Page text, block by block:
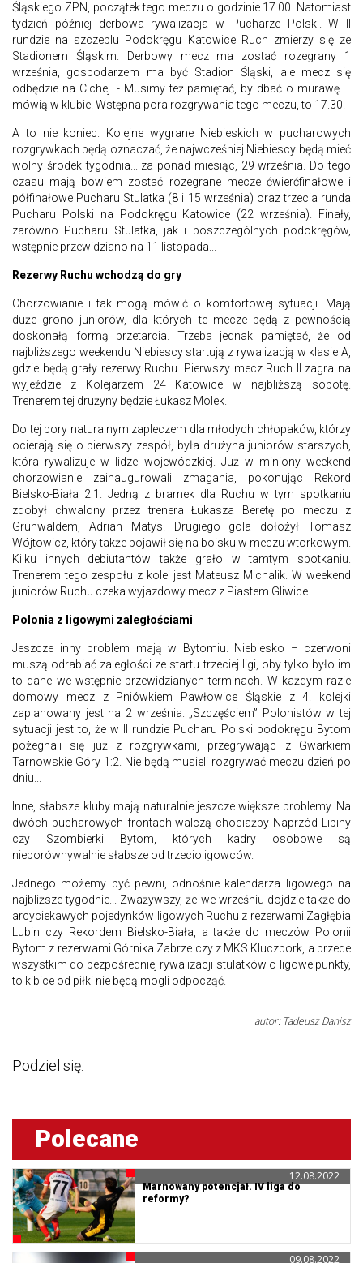
Śląskiego ZPN, początek tego meczu o godzinie 17.00. Natomiast
tydzień później derbowa rywalizacja w Pucharze Polski. W II
rundzie na szczeblu Podokręgu Katowice Ruch zmierzy się ze
Stadionem Śląskim. Derbowy mecz ma zostać rozegrany 1
września, gospodarzem ma być Stadion Śląski, ale mecz się
odbędzie na Cichej. - Musimy też pamiętać, by dbać o murawę –
mówią w klubie. Wstępna pora rozgrywania tego meczu, to 17.30.
A to nie koniec. Kolejne wygrane Niebieskich w pucharowych
rozgrywkach będą oznaczać, że najwcześniej Niebiescy będą mieć
wolny środek tygodnia... za ponad miesiąc, 29 września. Do tego
czasu mają bowiem zostać rozegrane mecze ćwierćfinałowe i
półfinałowe Pucharu Stulatka (8 i 15 września) oraz trzecia runda
Pucharu Polski na Podokręgu Katowice (22 września). Finały,
zarówno Pucharu Stulatka, jak i poszczególnych podokręgów,
wstępnie przewidziano na 11 listopada...
Rezerwy Ruchu wchodzą do gry
Chorzowianie i tak mogą mówić o komfortowej sytuacji. Mają
duże grono juniorów, dla których te mecze będą z pewnością
doskonałą formą przetarcia. Trzeba jednak pamiętać, że od
najbliższego weekendu Niebiescy startują z rywalizacją w klasie A,
gdzie będą grały rezerwy Ruchu. Pierwszy mecz Ruch II zagra na
wyjeździe z Kolejarzem 24 Katowice w najbliższą sobotę.
Trenerem tej drużyny będzie Łukasz Molek.
Do tej pory naturalnym zapleczem dla młodych chłopaków, którzy
ocierają się o pierwszy zespół, była drużyna juniorów starszych,
która rywalizuje w lidze wojewódzkiej. Już w miniony weekend
chorzowianie zainaugurowali zmagania, pokonując Rekord
Bielsko-Biała 2:1. Jedną z bramek dla Ruchu w tym spotkaniu
zdobył chwalony przez trenera Łukasza Beretę po meczu z
Grunwaldem, Adrian Matys. Drugiego gola dołożył Tomasz
Wójtowicz, który także pojawił się na boisku w meczu wtorkowym.
Kilku innych debiutantów także grało w tamtym spotkaniu.
Trenerem tego zespołu z kolei jest Mateusz Michalik. W weekend
juniorów Ruchu czeka wyjazdowy mecz z Piastem Gliwice.
Polonia z ligowymi zaległościami
Jeszcze inny problem mają w Bytomiu. Niebiesko – czerwoni
muszą odrabiać zaległości ze startu trzeciej ligi, oby tylko było im
to dane we wstępnie przewidzianych terminach. W każdym razie
domowy mecz z Pniówkiem Pawłowice Śląskie z 4. kolejki
zaplanowany jest na 2 września. „Szczęściem” Polonistów w tej
sytuacji jest to, że w II rundzie Pucharu Polski podokręgu Bytom
pożegnali się już z rozgrywkami, przegrywając z Gwarkiem
Tarnowskie Góry 1:2. Nie będą musieli rozgrywać meczu dzień po
dniu...
Inne, słabsze kluby mają naturalnie jeszcze większe problemy. Na
dwóch pucharowych frontach walczą chociażby Naprzód Lipiny
czy Szombierki Bytom, których kadry osobowe są
nieporównywalnie słabsze od trzecioligowców.
Jednego możemy być pewni, odnośnie kalendarza ligowego na
najbliższe tygodnie... Zważywszy, że we wrześniu dojdzie także do
arcyciekawych pojedynków ligowych Ruchu z rezerwami Zagłębia
Lubin czy Rekordem Bielsko-Biała, a także do meczów Polonii
Bytom z rezerwami Górnika Zabrze czy z MKS Kluczbork, a przede
wszystkim do bezpośredniej rywalizacji stulatków o ligowe punkty,
to kibice od piłki nie będą mogli odpocząć.
autor: Tadeusz Danisz
Podziel się:
Polecane
Marnowany potencjał. IV liga do
reformy?
12.08.2022
09.08.2022